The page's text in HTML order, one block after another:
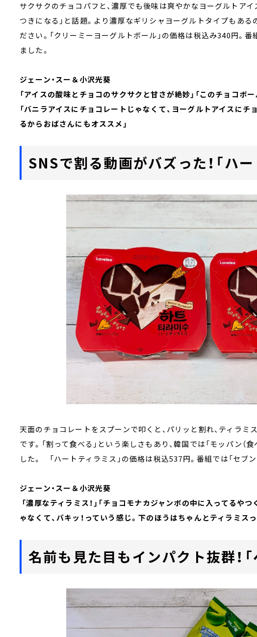
サクサクのチョコパフと、濃厚でも後味は爽やかなヨーグルトアイ
つきになる」と話題。より濃厚なギリシャヨーグルトタイプもある
ださい。「クリーミーヨーグルトボール」の価格は税込み340円。番
ました。
ジェーン・スー＆小沢光葵
「アイスの酸味とチョコのサクサクと甘さが絶妙」「このチョコボ
「バニラアイスにチョコレートじゃなくて、ヨーグルトアイスにチ
るからおばさんにもオススメ」
SNSで割る動画がバズった！「ハー
天面のチョコレートをスプーンで叩くと、パリッと割れ、ティラミ
です。「割って食べる」という楽しさもあり、韓国では「モッパン（
した。 「ハートティラミス」の価格は税込537円。番組では「セブ
ジェーン・スー＆小沢光葵
「濃厚なティラミス！」「チョコモナカジャンボの中に入ってるや
ゃなくて、バキッ！っていう感じ。下のほうはちゃんとティラミスっ
名前も見た目もインパクト抜群！「